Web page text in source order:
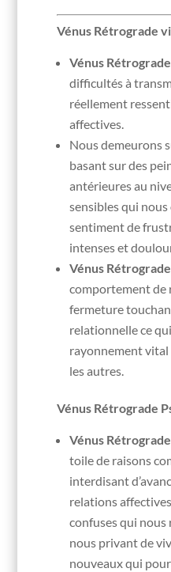
Vénus Rétrograde
Vénus
difficultés à
réellement
affectives.
Nous demeurons
basant sur des
antérieures au
sensibles qui
sentiment de
intenses et
Vénus
comportement de
fermeture
relationnelle ce
rayonnement vital
les autres.
Vénus Rétrograde
Vénus
toile de raisons
interdisant
relations
confuses qui nous
nous privant de
nouveaux qui